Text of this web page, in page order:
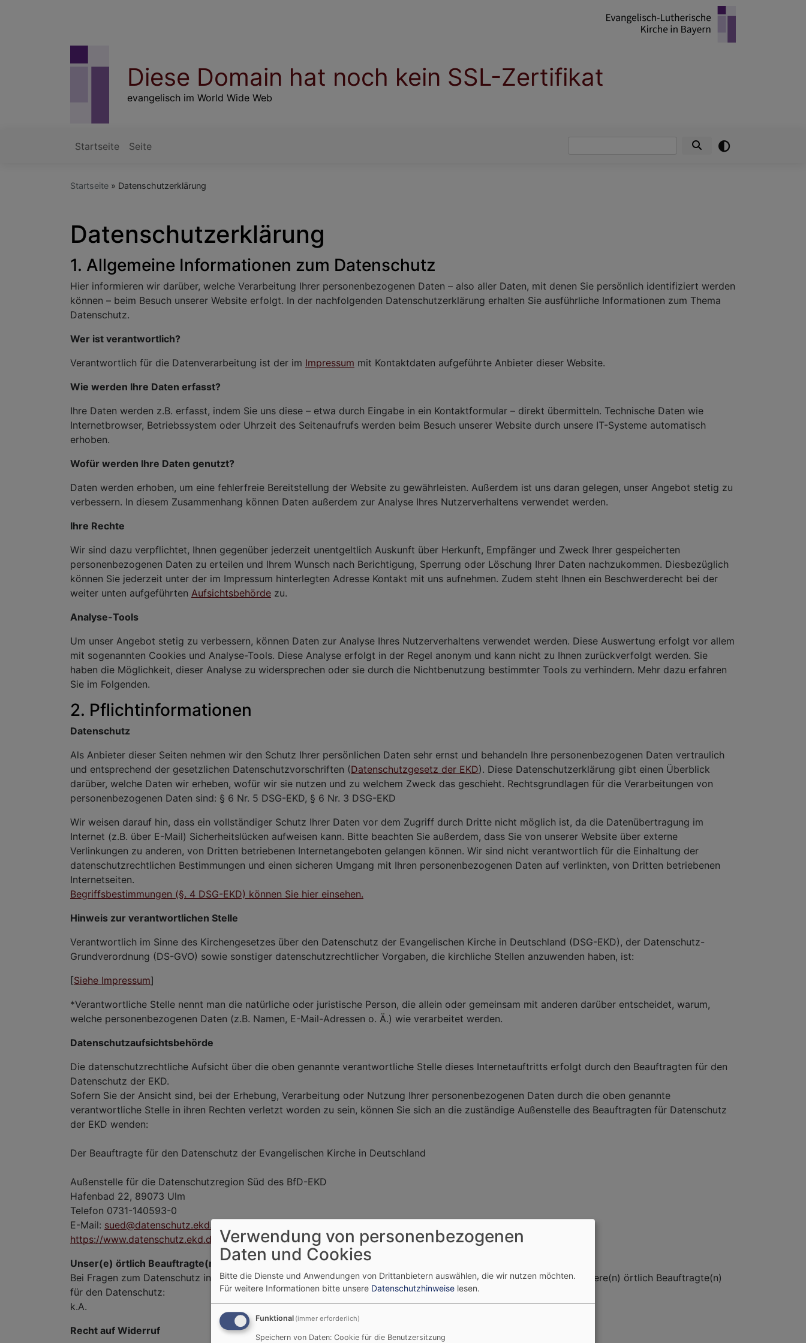
Diese Domain hat noch kein SSL-Zertifikat
evangelisch im World Wide Web
Hauptnavigation
Startseite Seite
Startseite Datenschutzerklärung
Datenschutzerklärung
1. Allgemeine Informationen zum Datenschutz
Hier informieren wir darüber, welche Verarbeitung Ihrer personenbezogenen Daten – also aller Daten, mit denen Sie persönlich identifiziert werden
können – beim Besuch unserer Website erfolgt. In der nachfolgenden Datenschutzerklärung erhalten Sie ausführliche Informationen zum Thema
Datenschutz.
Wer ist verantwortlich?
Verantwortlich für die Datenverarbeitung ist der im Impressum mit Kontaktdaten aufgeführte Anbieter dieser Website.
Wie werden Ihre Daten erfasst?
Ihre Daten werden z.B. erfasst, indem Sie uns diese – etwa durch Eingabe in ein Kontaktformular – direkt übermitteln. Technische Daten wie
Internetbrowser, Betriebssystem oder Uhrzeit des Seitenaufrufs werden beim Besuch unserer Website durch unsere IT-Systeme automatisch
erhoben.
Wofür werden Ihre Daten genutzt?
Daten werden erhoben, um eine fehlerfreie Bereitstellung der Website zu gewährleisten. Außerdem ist uns daran gelegen, unser Angebot stetig zu
verbessern. In diesem Zusammenhang können Daten außerdem zur Analyse Ihres Nutzerverhaltens verwendet werden.
Ihre Rechte
Wir sind dazu verpflichtet, Ihnen gegenüber jederzeit unentgeltlich Auskunft über Herkunft, Empfänger und Zweck Ihrer gespeicherten
personenbezogenen Daten zu erteilen und Ihrem Wunsch nach Berichtigung, Sperrung oder Löschung Ihrer Daten nachzukommen. Diesbezüglich
können Sie jederzeit unter der im Impressum hinterlegten Adresse Kontakt mit uns aufnehmen. Zudem steht Ihnen ein Beschwerderecht bei der
weiter unten aufgeführten Aufsichtsbehörde zu.
Analyse-Tools
Um unser Angebot stetig zu verbessern, können Daten zur Analyse Ihres Nutzerverhaltens verwendet werden. Diese Auswertung erfolgt vor allem
mit sogenannten Cookies und Analyse-Tools. Diese Analyse erfolgt in der Regel anonym und kann nicht zu Ihnen zurückverfolgt werden. Sie
haben die Möglichkeit, dieser Analyse zu widersprechen oder sie durch die Nichtbenutzung bestimmter Tools zu verhindern. Mehr dazu erfahren
Sie im Folgenden.
2. Pflichtinformationen
Datenschutz
Als Anbieter dieser Seiten nehmen wir den Schutz Ihrer persönlichen Daten sehr ernst und behandeln Ihre personenbezogenen Daten vertraulich
und entsprechend der gesetzlichen Datenschutzvorschriften (Datenschutzgesetz der EKD). Diese Datenschutzerklärung gibt einen Überblick
darüber, welche Daten wir erheben, wofür wir sie nutzen und zu welchem Zweck das geschieht. Rechtsgrundlagen für die Verarbeitungen von
personenbezogenen Daten sind: § 6 Nr. 5 DSG-EKD, § 6 Nr. 3 DSG-EKD
Wir weisen darauf hin, dass ein vollständiger Schutz Ihrer Daten vor dem Zugriff durch Dritte nicht möglich ist, da die Datenübertragung im
Internet (z.B. über E-Mail) Sicherheitslücken aufweisen kann. Bitte beachten Sie außerdem, dass Sie von unserer Website über externe
Verlinkungen zu anderen, von Dritten betriebenen Internetangeboten gelangen können. Wir sind nicht verantwortlich für die Einhaltung der
datenschutzrechtlichen Bestimmungen und einen sicheren Umgang mit Ihren personenbezogenen Daten auf verlinkten, von Dritten betriebenen
Internetseiten.
Begriffsbestimmungen (§. 4 DSG-EKD) können Sie hier einsehen.
Hinweis zur verantwortlichen Stelle
Verantwortlich im Sinne des Kirchengesetzes über den Datenschutz der Evangelischen Kirche in Deutschland (DSG-EKD), der Datenschutz-
Grundverordnung (DS-GVO) sowie sonstiger datenschutzrechtlicher Vorgaben, die kirchliche Stellen anzuwenden haben, ist:
[Siehe Impressum]
*Verantwortliche Stelle nennt man die natürliche oder juristische Person, die allein oder gemeinsam mit anderen darüber entscheidet, warum,
welche personenbezogenen Daten (z.B. Namen, E-Mail-Adressen o. Ä.) wie verarbeitet werden.
Datenschutzaufsichtsbehörde
Die datenschutzrechtliche Aufsicht über die oben genannte verantwortliche Stelle dieses Internetauftritts erfolgt durch den Beauftragten für den
Datenschutz der EKD.
Sofern Sie der Ansicht sind, bei der Erhebung, Verarbeitung oder Nutzung Ihrer personenbezogenen Daten durch die oben genannte
verantwortliche Stelle in ihren Rechten verletzt worden zu sein, können Sie sich an die zuständige Außenstelle des Beauftragten für Datenschutz
der EKD wenden:
Der Beauftragte für den Datenschutz der Evangelischen Kirche in Deutschland
Außenstelle für die Datenschutzregion Süd des BfD-EKD
Hafenbad 22, 89073 Ulm
Telefon 0731-140593-0
E-Mail: sued@datenschutz.ekd.de
https://www.datenschutz.ekd.de
Unser(e) örtlich Beauftragte(r) für den Datenschutz
Bei Fragen zum Datenschutz in unserer Kirchengemeinde (auch bei dieser Homepage) wenden Sie sich bitte an unsere(n) örtlich Beauftragte(n)
für den Datenschutz:
k.A.
Recht auf Widerruf
Verwendung von personenbezogenen
Daten und Cookies
Bitte die Dienste und Anwendungen von Drittanbietern auswählen, die wir nutzen möchten.
Für weitere Informationen bitte unsere Datenschutzhinweise lesen.
Funktional (immer erforderlich)
Speichern von Daten: Cookie für die Benutzersitzung